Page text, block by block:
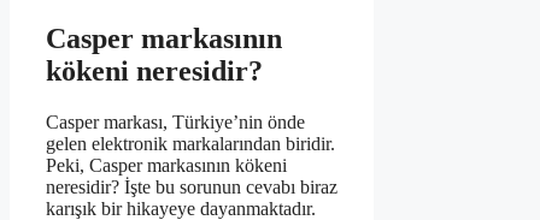
Casper markasının
kökeni neresidir?
Casper markası, Türkiye’nin önde
gelen elektronik markalarından biridir.
Peki, Casper markasının kökeni
neresidir? İşte bu sorunun cevabı biraz
karışık bir hikayeye dayanmaktadır.